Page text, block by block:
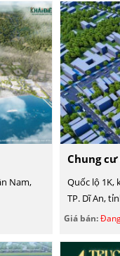
Nam,
Chung
Quốc lộ 1K,
TP. Dĩ An,
Giá bán: